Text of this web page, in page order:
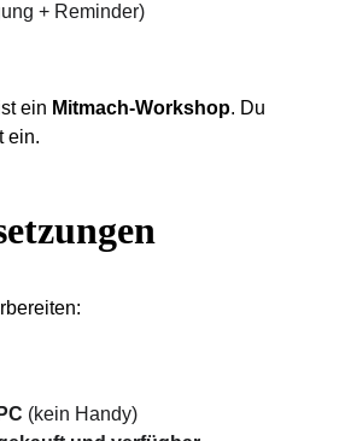
+ Reminder)
ein Mitmach-Workshop. Du
ein.
(kein Handy)